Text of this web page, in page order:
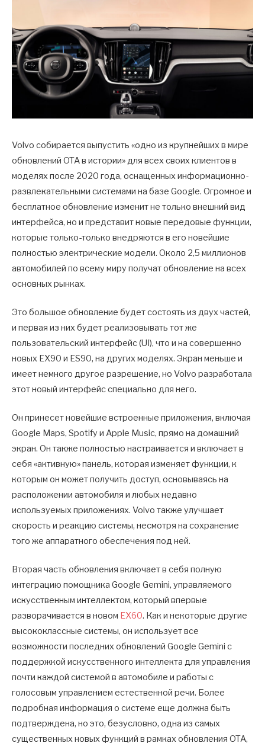
Volvo собирается выпустить «одно из крупнейших в мире
обновлений OTA в истории» для всех своих клиентов в
моделях после 2020 года, оснащенных информационно-
развлекательными системами на базе Google. Огромное и
бесплатное обновление изменит не только внешний вид
интерфейса, но и представит новые передовые функции,
которые только-только внедряются в его новейшие
полностью электрические модели. Около 2,5 миллионов
автомобилей по всему миру получат обновление на всех
основных рынках.
Это большое обновление будет состоять из двух частей,
и первая из них будет реализовывать тот же
пользовательский интерфейс (UI), что и на совершенно
новых EX90 и ES90, на других моделях. Экран меньше и
имеет немного другое разрешение, но Volvo разработала
этот новый интерфейс специально для него.
Он принесет новейшие встроенные приложения, включая
Google Maps, Spotify и Apple Music, прямо на домашний
экран. Он также полностью настраивается и включает в
себя «активную» панель, которая изменяет функции, к
которым он может получить доступ, основываясь на
расположении автомобиля и любых недавно
используемых приложениях. Volvo также улучшает
скорость и реакцию системы, несмотря на сохранение
того же аппаратного обеспечения под ней.
Вторая часть обновления включает в себя полную
интеграцию помощника Google Gemini, управляемого
искусственным интеллектом, который впервые
разворачивается в новом EX60. Как и некоторые другие
высококлассные системы, он использует все
возможности последних обновлений Google Gemini с
поддержкой искусственного интеллекта для управления
почти каждой системой в автомобиле и работы с
голосовым управлением естественной речи. Более
подробная информация о системе еще должна быть
подтверждена, но это, безусловно, одна из самых
существенных новых функций в рамках обновления OTA,